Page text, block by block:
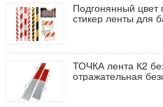
Подгонянный цвет
стикер ленты для
ТОЧКА лента К2
отражательная